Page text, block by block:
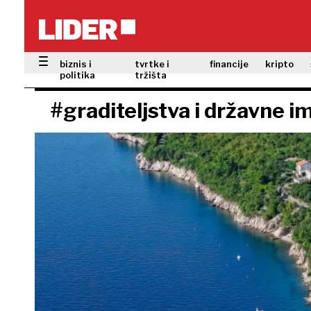
biznis i
politika
tvrtke i
tržišta
financije kripto
#graditeljstva i državne